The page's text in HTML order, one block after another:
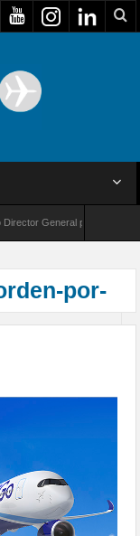
General para América
por-